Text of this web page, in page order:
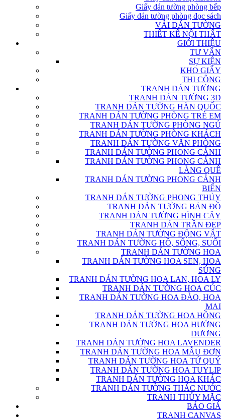
Giấy dán tường phòng bếp
Giấy dán tường phòng đọc sách
VẢI DÁN TƯỜNG
THIẾT KẾ NỘI THẤT
GIỚI THIỆU
TƯ VẤN
SỰ KIỆN
KHO GIẤY
THI CÔNG
TRANH DÁN TƯỜNG
TRANH DÁN TƯỜNG 3D
TRANH DÁN TƯỜNG HÀN QUỐC
TRANH DÁN TƯỜNG PHÒNG TRẺ EM
TRANH DÁN TƯỜNG PHÒNG NGỦ
TRANH DÁN TƯỜNG PHÒNG KHÁCH
TRANH DÁN TƯỜNG VĂN PHÒNG
TRANH DÁN TƯỜNG PHONG CẢNH
TRANH DÁN TƯỜNG PHONG CẢNH
LÀNG QUÊ
TRANH DÁN TƯỜNG PHONG CẢNH
BIỂN
TRANH DÁN TƯỜNG PHONG THỦY
TRANH DÁN TƯỜNG BẢN ĐỒ
TRANH DÁN TƯỜNG HÌNH CÂY
TRANH DÁN TRẦN ĐẸP
TRANH DÁN TƯỜNG ĐỘNG VẬT
TRANH DÁN TƯỜNG HỒ, SÔNG, SUỐI
TRANH DÁN TƯỜNG HOA
TRANH DÁN TƯỜNG HOA SEN, HOA
SÚNG
TRANH DÁN TƯỜNG HOA LAN, HOA LY
TRANH DÁN TƯỜNG HOA CÚC
TRANH DÁN TƯỜNG HOA ĐÀO, HOA
MAI
TRANH DÁN TƯỜNG HOA HỒNG
TRANH DÁN TƯỜNG HOA HƯỚNG
DƯƠNG
TRANH DÁN TƯỜNG HOA LAVENDER
TRANH DÁN TƯỜNG HOA MẪU ĐƠN
TRANH DÁN TƯỜNG HOA TỨ QUÝ
TRANH DÁN TƯỜNG HOA TUYLIP
TRANH DÁN TƯỜNG HOA KHÁC
TRANH DÁN TƯỜNG THÁC NƯỚC
TRANH THỦY MẶC
BÁO GIÁ
TRANH CANVAS